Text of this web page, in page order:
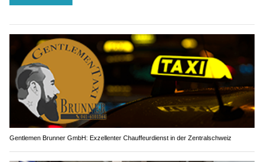
Gentlemen Brunner GmbH: Exzellenter Chauffeurdienst in der Zentralschweiz